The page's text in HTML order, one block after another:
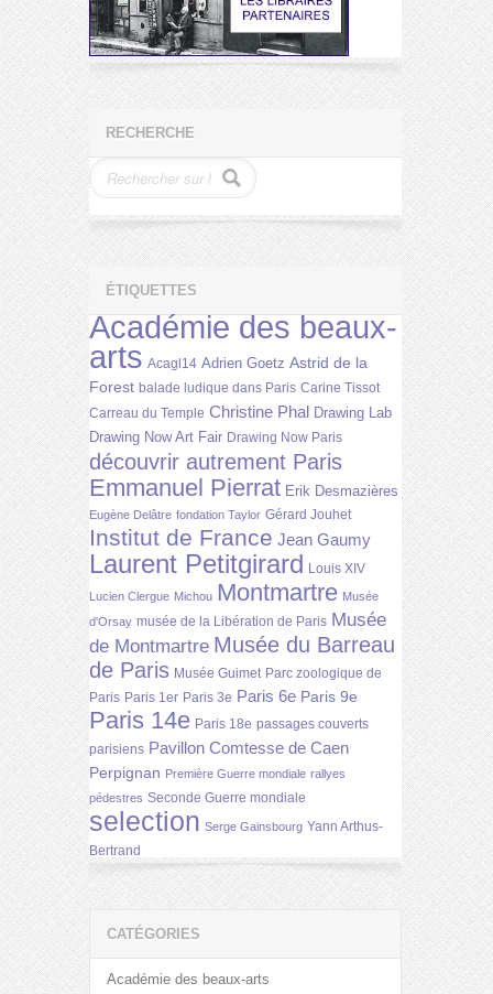
RECHERCHE
ÉTIQUETTES
Académie des beaux-
arts Acagl14 Adrien Goetz Astrid de la
Forest balade ludique dans Paris Carine Tissot
Carreau du Temple Christine Phal Drawing Lab
Drawing Now Art Fair Drawing Now Paris
découvrir autrement Paris
Emmanuel Pierrat Erik Desmazières
Eugène Delâtre fondation Taylor Gérard Jouhet
Institut de France Jean Gaumy
Laurent Petitgirard Louis XIV
Lucien Clergue Michou Montmartre Musée
d'Orsay musée de la Libération de Paris Musée
de Montmartre Musée du Barreau
de Paris Musée Guimet Parc zoologique de
Paris Paris 1er Paris 3e Paris 6e Paris 9e
Paris 14e Paris 18e passages couverts
parisiens Pavillon Comtesse de Caen
Perpignan Première Guerre mondiale rallyes
pédestres Seconde Guerre mondiale
selection Serge Gainsbourg Yann Arthus-
Bertrand
CATÉGORIES
Académie des beaux-arts